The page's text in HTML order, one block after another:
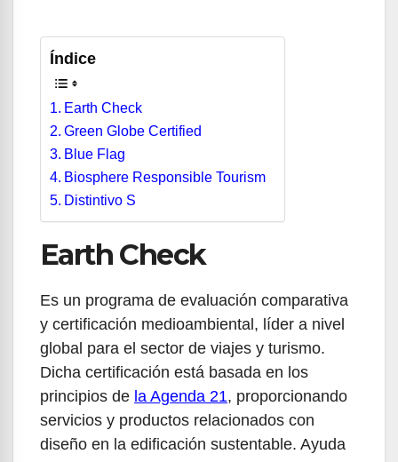
Índice
Earth Check
Green Globe Certified
Blue Flag
Biosphere Responsible Tourism
Distintivo S
Earth Check
Es un programa de evaluación comparativa
y certificación medioambiental, líder a nivel
global para el sector de viajes y turismo.
Dicha certificación está basada en los
principios de la Agenda 21, proporcionando
servicios y productos relacionados con
diseño en la edificación sustentable. Ayuda